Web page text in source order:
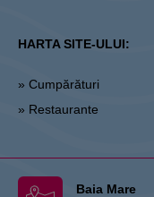
HARTA SITE-ULUI:
» Cumpărături
» Restaurante
Baia Mare